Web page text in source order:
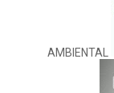
AMBIENTAL